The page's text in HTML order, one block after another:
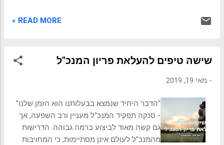
מיטשטשים לשבועות ולחודשים במירוץ היומיומי
מהו קוד הפעולה להגשמת סדרי העדיפויות
קדימה יום אחר יום. ✅ נשתף את התהליך
לשליטה בלוח הזמנים שלנו, במקום לטבוע
READ MORE »
שישה טיפים להעלאת פריון המנכ"ל
- מאי 19, 2019
"הדבר היחיד שנמצא בבעלותנו הוא הזמן שלנו"
- סנקה תפקיד המנכ"ל מעניין ורב השפעה, אך
גם קשה מאוד לביצוע ברמה גבוהה. הדרישות
מהמנכ"ל לעולם אינן מסתיימות, כי המחויבות